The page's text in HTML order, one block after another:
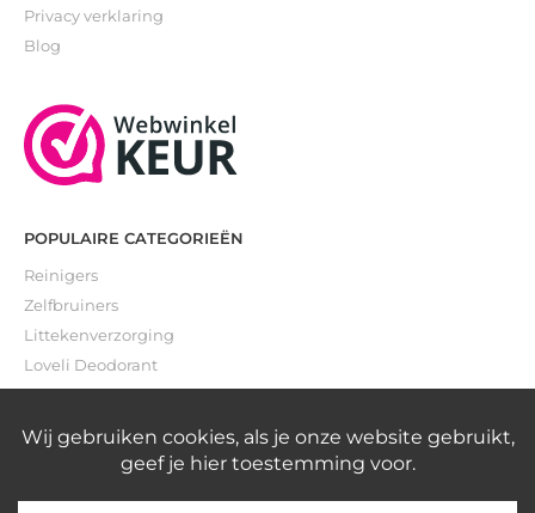
Privacy verklaring
Blog
POPULAIRE CATEGORIEËN
Reinigers
Zelfbruiners
Littekenverzorging
Loveli Deodorant